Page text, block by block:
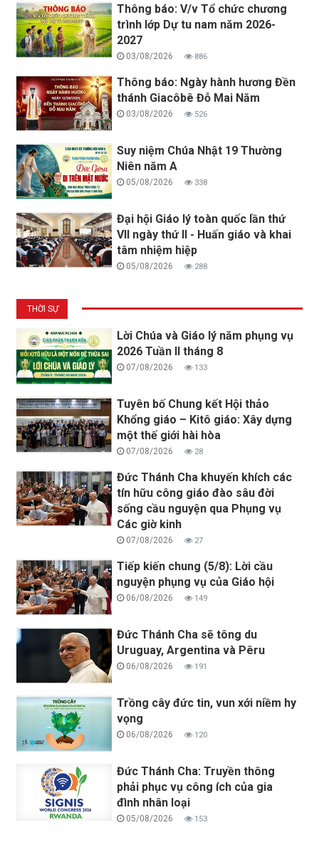
Thông báo: V/v Tổ chức chương
trình lớp Dự tu nam năm 2026-
2027
03/08/2026 886
Thông báo: Ngày hành hương Đền
thánh Giacôbê Đỗ Mai Năm
03/08/2026 526
Suy niệm Chúa Nhật 19 Thường
Niên năm A
05/08/2026 338
Đại hội Giáo lý toàn quốc lần thứ
VII ngày thứ II - Huấn giáo và khai
tâm nhiệm hiệp
05/08/2026 288
THỜI SỰ
Lời Chúa và Giáo lý năm phụng vụ
2026 Tuần II tháng 8
07/08/2026 133
Tuyên bố Chung kết Hội thảo
Khổng giáo – Kitô giáo: Xây dựng
một thế giới hài hòa
07/08/2026 28
Đức Thánh Cha khuyến khích các
tín hữu công giáo đào sâu đời
sống cầu nguyện qua Phụng vụ
Các giờ kinh
07/08/2026 27
Tiếp kiến chung (5/8): Lời cầu
nguyện phụng vụ của Giáo hội
06/08/2026 149
Đức Thánh Cha sẽ tông du
Uruguay, Argentina và Pêru
06/08/2026 191
Trồng cây đức tin, vun xới niềm hy
vọng
06/08/2026 120
Đức Thánh Cha: Truyền thông
phải phục vụ công ích của gia
đình nhân loại
05/08/2026 153